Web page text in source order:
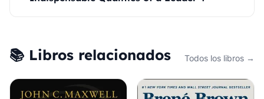
📚 Libros relacionados Todos los libros →